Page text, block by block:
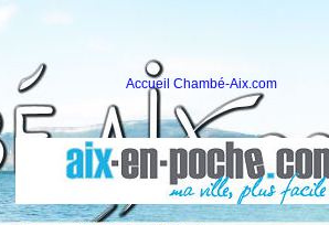
Accueil Chambé-Aix.com